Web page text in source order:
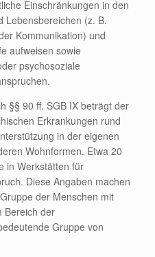
Einschränkungen in den
Lebensbereichen (z. B.
Kommunikation) und
aufweisen sowie
psychosoziale
§§ 90 ff. SGB IX beträgt der
Erkrankungen rund
in der eigenen
Wohnformen. Etwa 20
in Werkstätten für
Diese Angaben machen
der Menschen mit
Bereich der
Gruppe von